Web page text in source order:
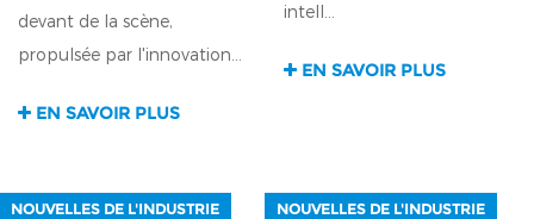
devant de la scène,
propulsée par l'innovation...
EN SAVOIR PLUS
intell...
EN SAVOIR PLUS
NOUVELLES DE L'INDUSTRIE NOUVELLES DE L'INDUSTRIE